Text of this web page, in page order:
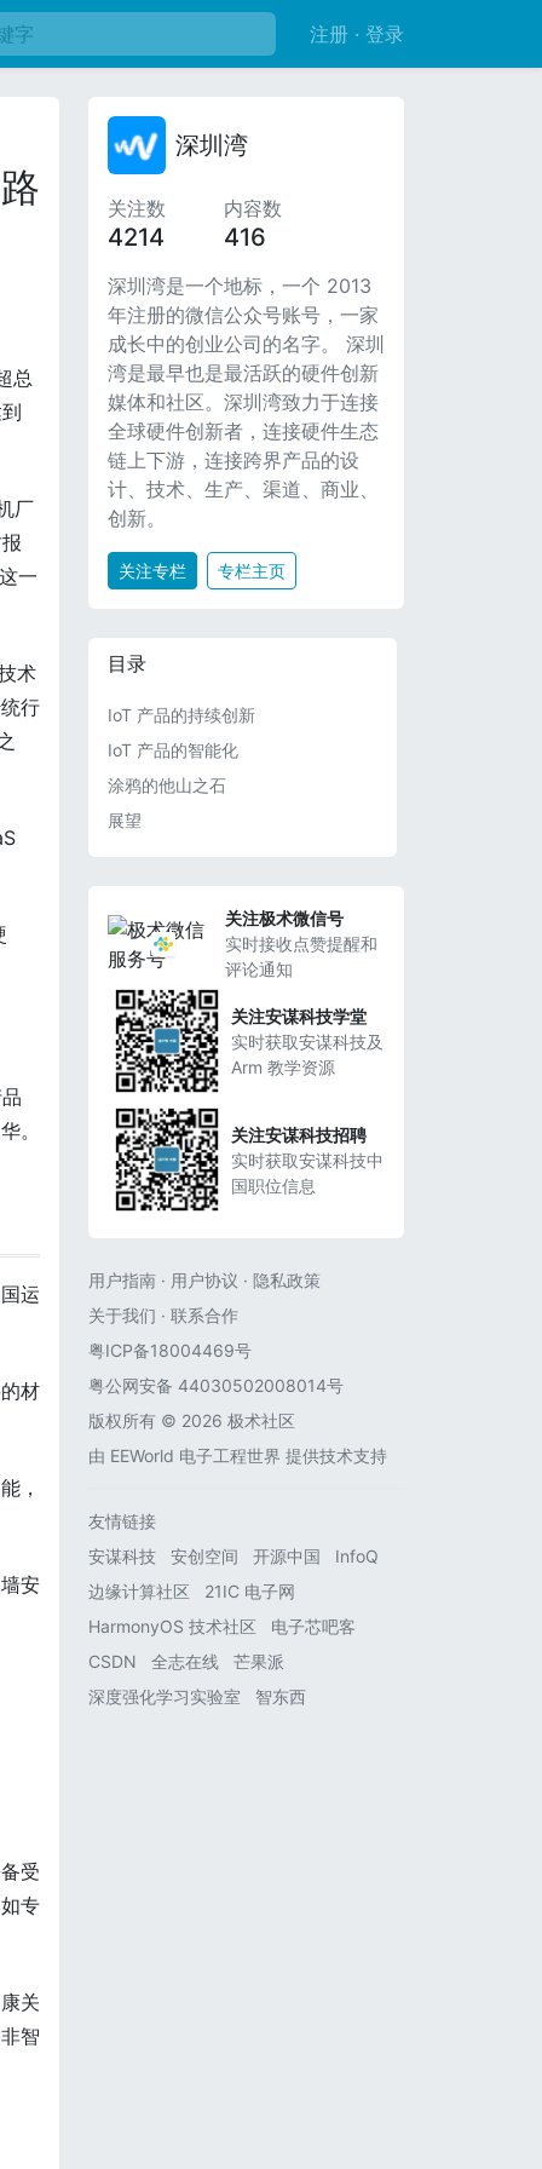
注册 · 登录
总
厂
一
术
行
。
运
材
，
安
受
专
关
智
深圳湾
关注数
4214
内容数
416
深圳湾是一个地标，一个 2013
年注册的微信公众号账号，一家
成长中的创业公司的名字。 深圳
湾是最早也是最活跃的硬件创新
媒体和社区。深圳湾致力于连接
全球硬件创新者，连接硬件生态
链上下游，连接跨界产品的设
计、技术、生产、渠道、商业、
创新。
关注专栏 专栏主页
目录
IoT 产品的持续创新
IoT 产品的智能化
涂鸦的他山之石
展望
关注极术微信号
实时接收点赞提醒和
评论通知
关注安谋科技学堂
实时获取安谋科技及
Arm 教学资源
关注安谋科技招聘
实时获取安谋科技中
国职位信息
用户指南 · 用户协议 · 隐私政策
关于我们 · 联系合作
粤ICP备18004469号
粤公网安备 44030502008014号
版权所有 © 2026 极术社区
由 EEWorld 电子工程世界 提供技术支持
友情链接
安谋科技
安创空间 开源中国
InfoQ
边缘计算社区
21IC 电子网
HarmonyOS 技术社区
电子芯吧客
CSDN
全志在线
芒果派
深度强化学习实验室
智东西